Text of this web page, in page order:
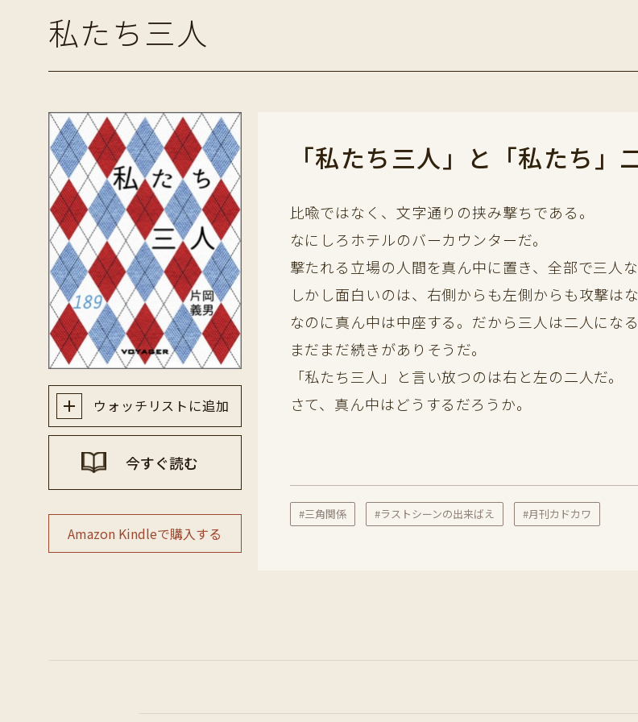
私たち三人
ウォッチリストに追加
今すぐ読む
Amazon Kindleで購入する
「私たち三人」と「私たち」
比喩ではなく、文字通りの挟み撃ちである。
なにしろホテルのバーカウンターだ。
撃たれる立場の人間を真ん中に置き、全部で三人
しかし面白いのは、右側からも左側からも攻撃は
なのに真ん中は中座する。だから三人は二人になる
まだまだ続きがありそうだ。
「私たち三人」と言い放つのは右と左の二人だ。
さて、真ん中はどうするだろうか。
#三角関係 #ラストシーンの出来ばえ #月刊カドカワ